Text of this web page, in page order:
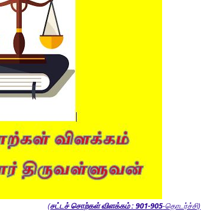
(சட்டச் சொற்கள் விளக்கம் : 901-905-தொடர்ச்சி)